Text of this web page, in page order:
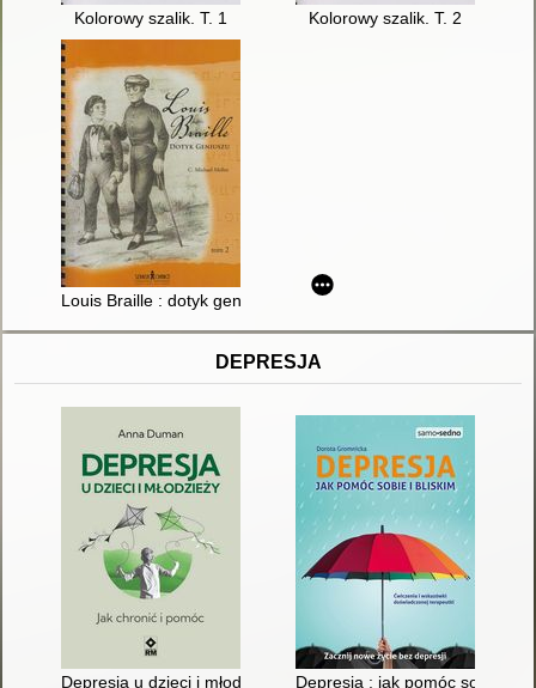
Kolorowy szalik. T. 1 Kolorowy szalik. T. 2
Louis Braille : dotyk geniuszu. T. 2
DEPRESJA
Depresja u dzieci i młodzieży : jak chronić i pomóc
Depresja : jak pomóc sobie i